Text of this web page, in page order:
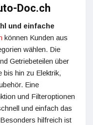
Doc.ch
und einfache
können Kunden aus
wählen. Die
Getriebeteilen über
hin zu Elektrik,
Eine
und Filteroptionen
und einfach das
hilfreich ist